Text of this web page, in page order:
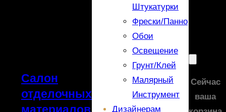
Салон
отделочных
Штукатурки
Фрески/панно
Обои
Освещение
Грунт/Клей
Малярный
Инструмент
Дизайнерам
Сейчас
ваша